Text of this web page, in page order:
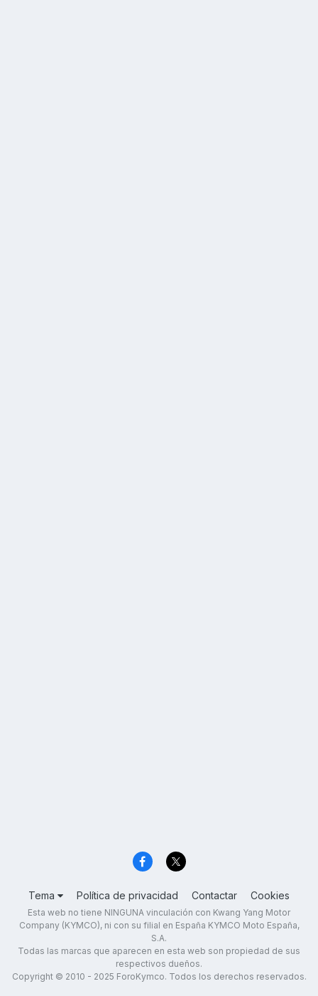
Tema Política de privacidad Contactar Cookies
Esta web no tiene NINGUNA vinculación con Kwang Yang Motor
Company (KYMCO), ni con su filial en España KYMCO Moto España,
S.A.
Todas las marcas que aparecen en esta web son propiedad de sus
respectivos dueños.
Copyright © 2010 - 2025 ForoKymco. Todos los derechos reservados.